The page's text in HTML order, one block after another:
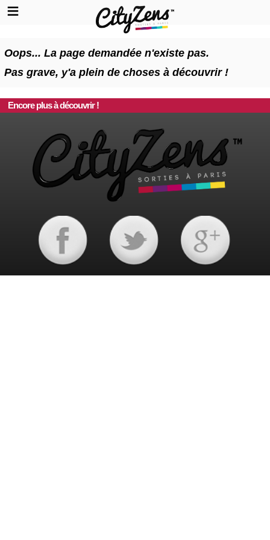
Oops... La page demandée n'existe pas.
Pas grave, y'a plein de choses à découvrir !
Encore plus à découvrir !